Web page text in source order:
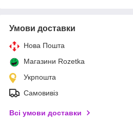
Умови доставки
Нова Пошта
Магазини Rozetka
Укрпошта
Самовивіз
Всі умови доставки